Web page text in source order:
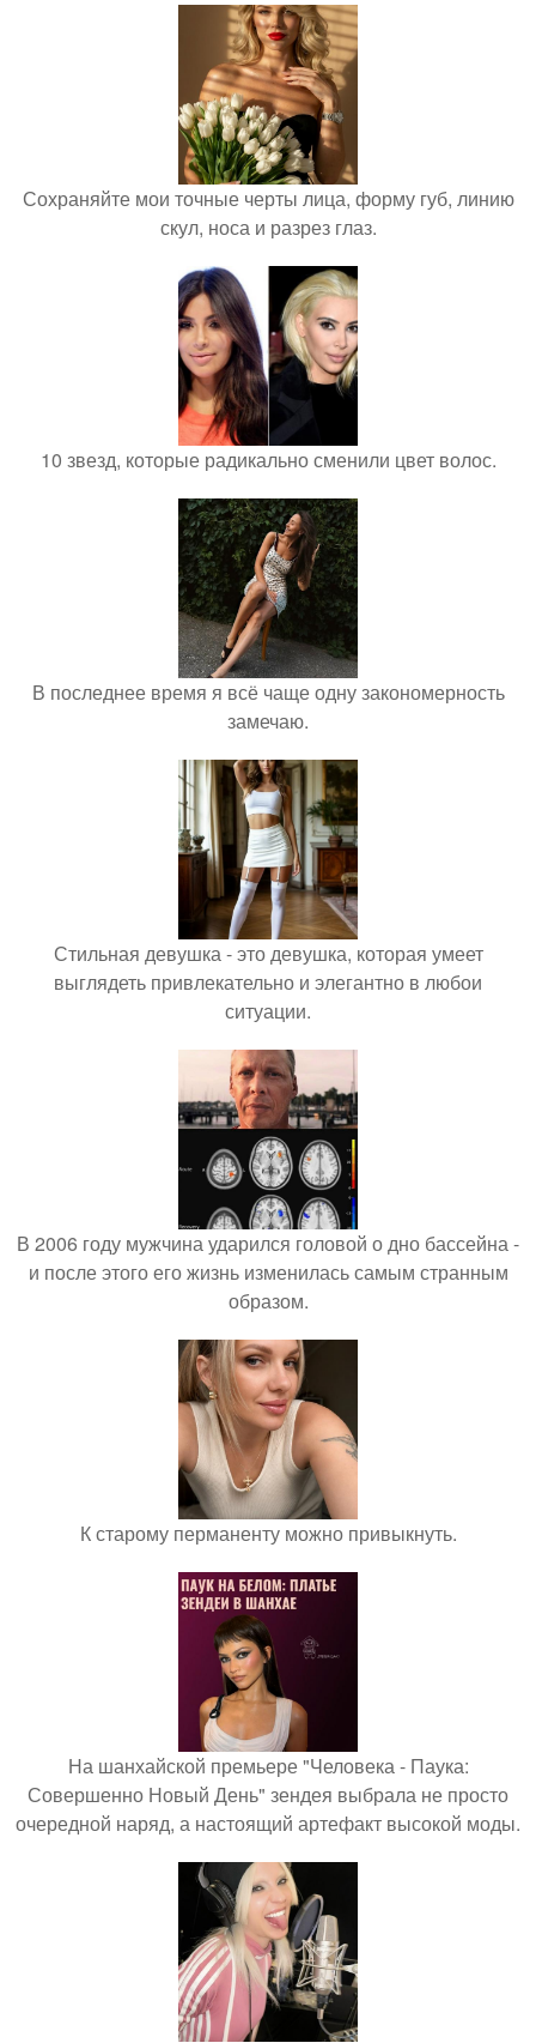
Сохраняйте мои точные черты лица, форму губ, линию
скул, носа и разрез глаз.
10 звезд, которые радикально сменили цвет волос.
В последнее время я всё чаще одну закономерность
замечаю.
Стильная девушка - это девушка, которая умеет
выглядеть привлекательно и элегантно в любои
ситуации.
В 2006 году мужчина ударился головой о дно бассейна -
и после этого его жизнь изменилась самым странным
образом.
К старому перманенту можно привыкнуть.
На шанхайской премьере "Человека - Паука:
Совершенно Новый День" зендея выбрала не просто
очередной наряд, а настоящий артефакт высокой моды.